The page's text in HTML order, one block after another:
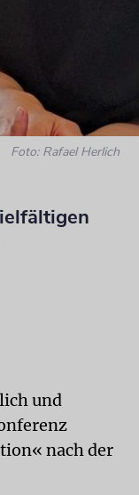
Foto: Rafael Herlich
und
nach der